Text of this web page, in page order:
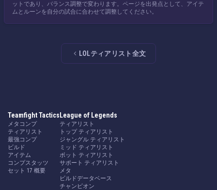
ットであり、バランス調整で変わります。ページを出発点として、アイテ
ムとルーンを自分の試合に合わせて調整してください。
LOLティアリスト全文
Teamfight Tactics
メタコンプ
ティアリスト
最強コンプ
ビルド
アイテム
コンプスタッツ
セット 17 概要
League of Legends
ティアリスト
トップ ティアリスト
ジャングル ティアリスト
ミッド ティアリスト
ボット ティアリスト
サポート ティアリスト
メタ
ビルドデータベース
チャンピオン